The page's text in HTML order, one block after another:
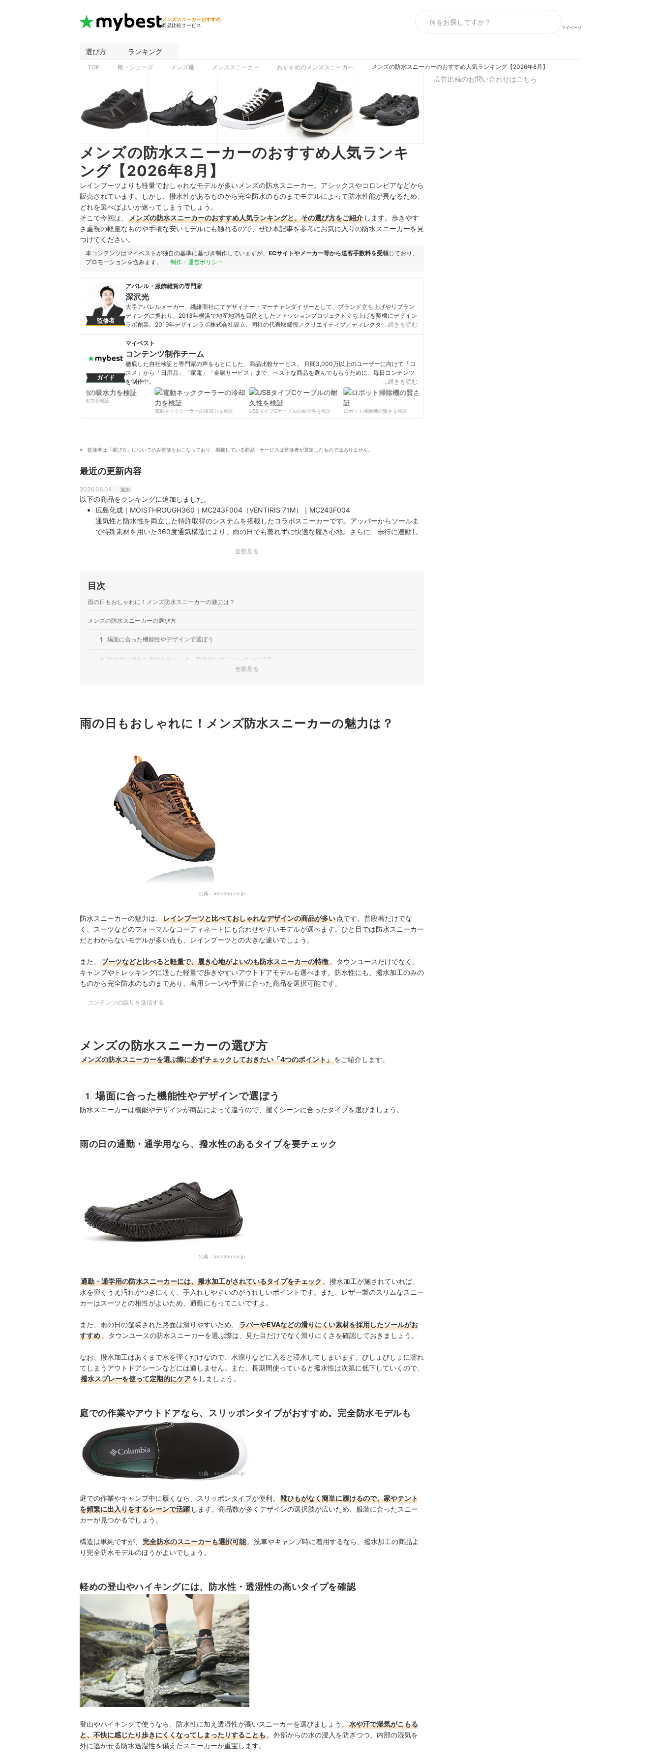
メンズスニーカーおすすめ
商品比較サービス
マイページ
選び方 ランキング
TOP 靴・シューズ メンズ靴 メンズスニーカー おすすめのメンズスニーカー メンズの防水スニーカーのおすすめ人気ランキング【2026年8月】
メンズの防水スニーカーのおすすめ人気ランキ
ング【2026年8月】
レインブーツよりも軽量でおしゃれなモデルが多いメンズの防水スニーカー。アシックスやコロンビアなどから
販売されています。しかし、撥水性があるものから完全防水のものまでモデルによって防水性能が異なるため、
どれを選べばよいか迷ってしまうでしょう。
そこで今回は、
メンズの防水スニーカーのおすすめ人気ランキングと、その選び方をご紹介 します。歩きやす
さ重視の軽量なものや手頃な安いモデルにも触れるので、ぜひ本記事を参考にお気に入りの防水スニーカーを見
つけてください。
本コンテンツはマイベストが独自の基準に基づき制作していますが、 ECサイトやメーカー等から送客手数料を受領しており、
プロモーションを含みます。
制作・運営ポリシー
監修者
アパレル・服飾雑貨の専門家
深沢光
大手アパレルメーカー、繊維商社にてデザイナー・マーチャンダイザーとして、ブランド立ち上げやリブラン
ディングに携わり、2013年横浜で地産地消を目的としたファッションプロジェクト立ち上げを契機にデザイン
ラボ創業。2019年デザインラボ株式会社設立。同社の代表取締役／クリエイティブ／ディレクター／デザイナ
デザイン支援を行う。
深沢光のプロフィール
…続きを読む
ガイド
マイベスト
コンテンツ制作チーム
徹底した自社検証と専門家の声をもとにした、商品比較サービス。 月間3,000万以上のユーザーに向けて「コ
スメ」から「日用品」「家電」「金融サービス」まで、ベストな商品を選んでもらうために、毎日コンテンツ
を制作中。
コンテンツ制作チームのプロフィール
…続きを読む
柔軟剤の吸水力を検証
電動ネッククーラーの冷却力を検証
USBタイプCケーブルの耐久性を検証 ロボット掃除機の賢さを検証
監修者は「選び方」についてのみ監修をおこなっており、掲載している商品・サービスは監修者が選定したものではありません。
最近の更新内容
2026.08.04 追加
以下の商品をランキングに追加しました。
広島化成｜MOISTHROUGH360｜MC243F004（VENTIRIS 71M）｜MC243F004
通気性と防水性を両立した特許取得のシステムを搭載したコラボスニーカーです。アッパーからソールま
で特殊素材を用いた360度通気構造により、雨の日でも蒸れずに快適な履き心地。さらに、歩行に連動し
広島化成｜MOISTHROUGH360｜VENTIRIS MT｜M1112M
するポンプ機能で湿度を調整し、長時間の使用でも快適…
名作の意匠に現代的な防水機能を融合させた、雨の日でも快適に歩める別注スニーカーです。GORE-TEX
プロダクトテクノロジーを搭載することで、高い透湿性や防風性を完備しました。さらに蓄光のスネーク
ミズノ｜WAVE MUJIN｜WAVE MUJIN TL GTX｜D1GA237309
す。GORE-TEXアッパーとWAVE MUJIN 6のソールの組み合わせや、取り外し可能なカップインソールな
ど実用的な仕様。天候を問わずアウトドアや…
全部見る
目次
雨の日もおしゃれに！メンズ防水スニーカーの魅力は？
メンズの防水スニーカーの選び方
1 場面に合った機能性やデザインで選ぼう
2 防水性に優れた素材をチェック。高性能なゴアテックスに注目
メンズの防水スニーカー全8商品おすすめ人気ランキング
メンズの防水スニーカーの売れ筋ランキングもチェック！
全部見る
雨の日もおしゃれに！メンズ防水スニーカーの魅力は？
出典： amazon.co.jp
防水スニーカーの魅力は、 レインブーツと比べておしゃれなデザインの商品が多い点です。普段着だけでな
く、スーツなどのフォーマルなコーディネートにも合わせやすいモデルが選べます。ひと目では防水スニーカー
だとわからないモデルが多い点も、レインブーツとの大きな違いでしょう。
また、 ブーツなどと比べると軽量で、履き心地がよいのも防水スニーカーの特徴。タウンユースだけでなく、
キャンプやトレッキングに適した軽量で歩きやすいアウトドアモデルも選べます。防水性にも、撥水加工のみの
ものから完全防水のものまであり、着用シーンや予算に合った商品を選択可能です。
コンテンツの誤りを送信する
メンズの防水スニーカーの選び方
メンズの防水スニーカーを選ぶ際に必ずチェックしておきたい「4つのポイント」をご紹介します。
1 場面に合った機能性やデザインで選ぼう
防水スニーカーは機能やデザインが商品によって違うので、履くシーンに合ったタイプを選びましょう。
雨の日の通勤・通学用なら、撥水性のあるタイプを要チェック
出典： amazon.co.jp
通勤・通学用の防水スニーカーには、撥水加工がされているタイプをチェック 。撥水加工が施されていれば、
水を弾くうえ汚れがつきにくく、手入れしやすいのがうれしいポイントです。また、レザー製のスリムなスニー
カーはスーツとの相性がよいため、通勤にもってこいですよ。
また、雨の日の舗装された路面は滑りやすいため、
ラバーやEVAなどの滑りにくい素材を採用したソールがお
すすめ 。タウンユースの防水スニーカーを選ぶ際は、見た目だけでなく滑りにくさを確認しておきましょう。
なお、撥水加工はあくまで水を弾くだけなので、水溜りなどに入ると浸水してしまいます。びしょびしょに濡れ
てしまうアウトドアシーンなどには適しません。また、長期間使っていると撥水性は次第に低下していくので、
撥水スプレーを使って定期的にケアをしましょう。
庭での作業やアウトドアなら、スリッポンタイプがおすすめ。完全防水モデルも
出典： amazon.co.jp
庭での作業やキャンプ中に履くなら、スリッポンタイプが便利。
靴ひもがなく簡単に履けるので、家やテント
を頻繁に出入りをするシーンで活躍 します。商品数が多くデザインの選択肢が広いため、服装に合ったスニー
カーが見つかるでしょう。
構造は単純ですが、 完全防水のスニーカーも選択可能 。洗車やキャンプ時に着用するなら、撥水加工の商品よ
り完全防水モデルのほうがよいでしょう。
軽めの登山やハイキングには、防水性・透湿性の高いタイプを確認
登山やハイキングで使うなら、防水性に加え透湿性が高いスニーカーを選びましょう。
水や汗で湿気がこもる
と、不快に感じたり歩きにくくなってしまったりすることも 。外部からの水の浸入を防ぎつつ、内部の湿気を
外に逃がせる防水透湿性を備えたスニーカーが重宝します。
広告出稿のお問い合わせはこちら